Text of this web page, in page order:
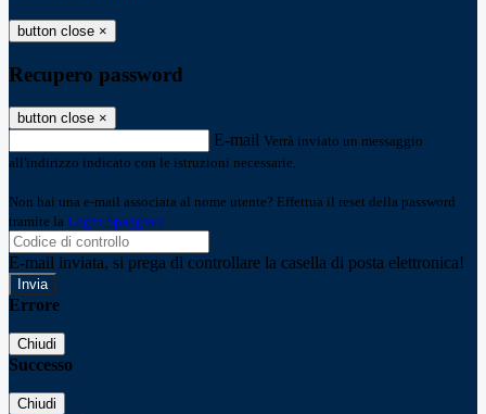
button close ×
Recupero password
button close ×
E-mail Verrà inviato un messaggio
all'indirizzo indicato con le istruzioni necessarie.
Non hai una e-mail associata al nome utente? Effettua il reset della password
tramite la Login Spaggiari
E-mail inviata, si prega di controllare la casella di posta elettronica!
Errore
Chiudi
Successo
Chiudi